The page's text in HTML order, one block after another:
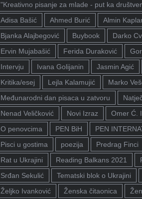
"Kreativno pisanje za mlade - put ka
Adisa Bašić
Ahmed Burić Almin
Bjanka Alajbegović
Buybook Darko
Ervin Mujabašić
Ferida Duraković
Intervju
Ivana Golijanin Jasmin Agić
Kritika/esej
Lejla Kalamujić Marko
Međunarodni dan pisaca u zatvoru
Nenad Veličković
Novi Izraz
Omer Ć.
O penovcima
PEN BiH
PEN
Pisci u gostima
poezija Predrag Finci
Rat u Ukrajini
Reading Balkans 2021
Srđan Sekulić
Tematski blok o Ukrajini
Željko Ivanković
Ženska čitaonica